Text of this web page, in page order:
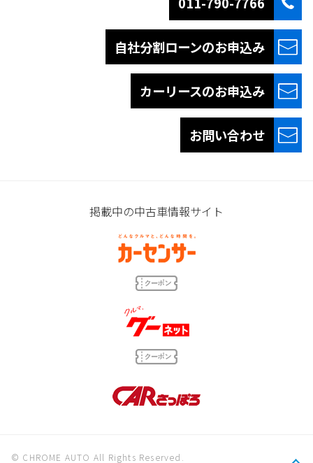
自社分割ローンのお申込み
カーリースのお申込み
お問い合わせ
掲載中の中古車情報サイト
© CHROME AUTO All Rights Reserved.